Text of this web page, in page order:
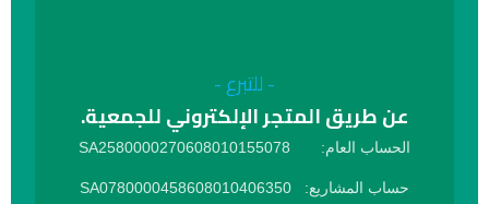
- للتبرع -
عن طريق المتجر الإلكتروني للجمعية.
الحساب العام: SA2580000270608010155078
حساب المشاريع: SA0780000458608010406350